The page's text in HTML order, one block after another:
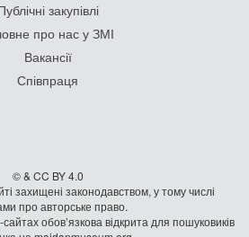
закупівлі
про нас у ЗМІ
Вакансії
Співпраця
© & CC BY 4.0
захищені законодавством, у тому числі
про авторське право.
обов’язкова відкрита для пошуковиків